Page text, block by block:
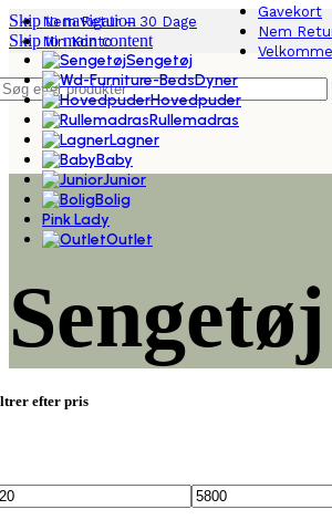
Skip to navigation
Skip to main content
Nem Retur – 30 Dage
Min Konto
Gavekort
Nem
Sengetøj
Dyner
Hovedpuder
Rullemadras
Lagner
Baby
Junior
Bolig
Pink Lady
Outlet
Sengetøj
efter pris